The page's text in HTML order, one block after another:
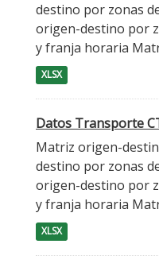
destino por zonas
origen-destino por
y franja horaria
XLSX
Datos Transporte
Matriz origen-
destino por zonas
origen-destino por
y franja horaria
XLSX